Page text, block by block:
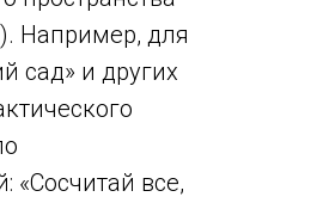
Например, для
сад» и других
все,